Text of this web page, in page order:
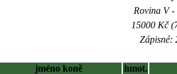
Rovina V
15000 Kč
Zápisné:
jméno koně
hmot.